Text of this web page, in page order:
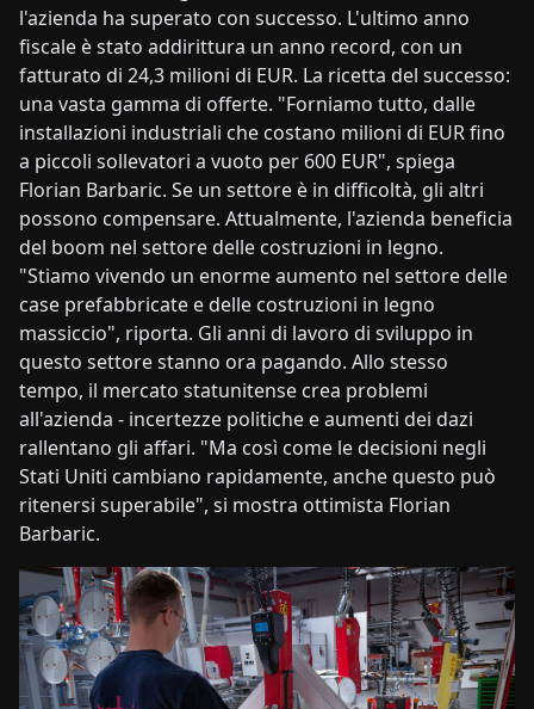
l'azienda ha superato con successo. L'ultimo anno
fiscale è stato addirittura un anno record, con un
fatturato di 24,3 milioni di EUR. La ricetta del successo:
una vasta gamma di offerte. "Forniamo tutto, dalle
installazioni industriali che costano milioni di EUR fino
a piccoli sollevatori a vuoto per 600 EUR", spiega
Florian Barbaric. Se un settore è in difficoltà, gli altri
possono compensare. Attualmente, l'azienda beneficia
del boom nel settore delle costruzioni in legno.
"Stiamo vivendo un enorme aumento nel settore delle
case prefabbricate e delle costruzioni in legno
massiccio", riporta. Gli anni di lavoro di sviluppo in
questo settore stanno ora pagando. Allo stesso
tempo, il mercato statunitense crea problemi
all'azienda - incertezze politiche e aumenti dei dazi
rallentano gli affari. "Ma così come le decisioni negli
Stati Uniti cambiano rapidamente, anche questo può
ritenersi superabile", si mostra ottimista Florian
Barbaric.